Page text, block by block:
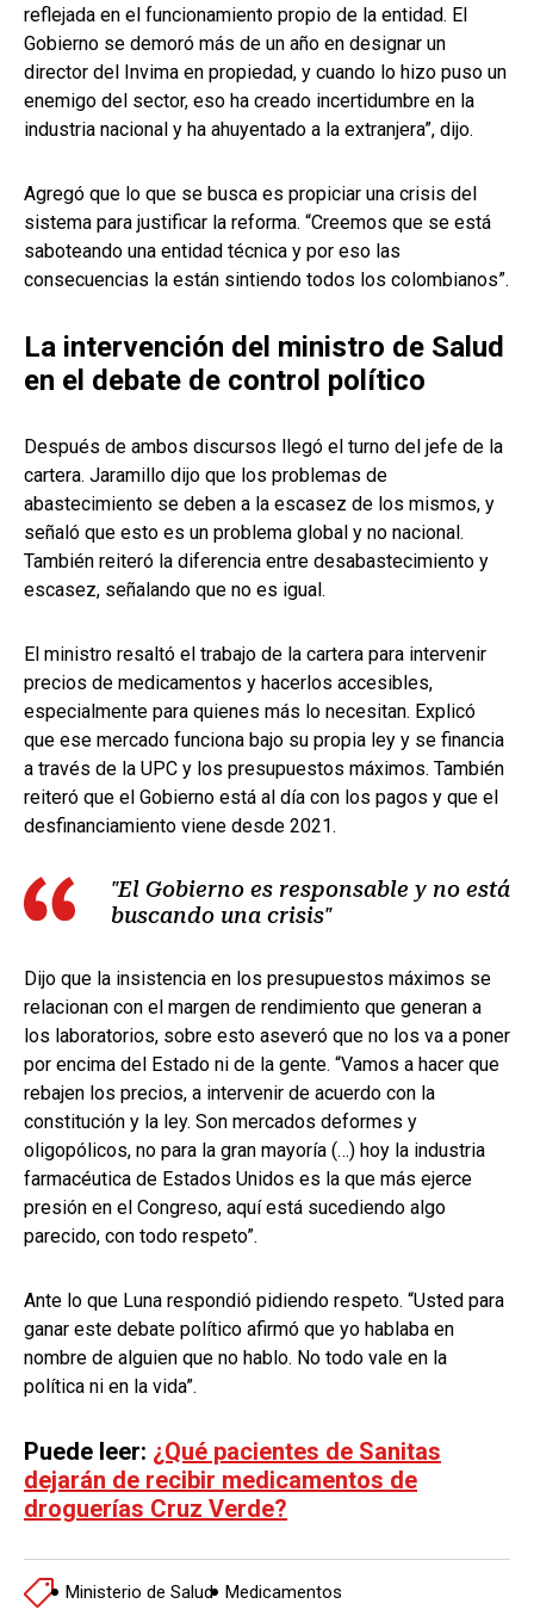
reflejada en el funcionamiento propio de la entidad. El
Gobierno se demoró más de un año en designar un
director del Invima en propiedad, y cuando lo hizo puso un
enemigo del sector, eso ha creado incertidumbre en la
industria nacional y ha ahuyentado a la extranjera”, dijo.
Agregó que lo que se busca es propiciar una crisis del
sistema para justificar la reforma. “Creemos que se está
saboteando una entidad técnica y por eso las
consecuencias la están sintiendo todos los colombianos”.
La intervención del ministro de Salud
en el debate de control político
Después de ambos discursos llegó el turno del jefe de la
cartera. Jaramillo dijo que los problemas de
abastecimiento se deben a la escasez de los mismos, y
señaló que esto es un problema global y no nacional.
También reiteró la diferencia entre desabastecimiento y
escasez, señalando que no es igual.
El ministro resaltó el trabajo de la cartera para intervenir
precios de medicamentos y hacerlos accesibles,
especialmente para quienes más lo necesitan. Explicó
que ese mercado funciona bajo su propia ley y se financia
a través de la UPC y los presupuestos máximos. También
reiteró que el Gobierno está al día con los pagos y que el
desfinanciamiento viene desde 2021.
"El Gobierno es responsable y no está
buscando una crisis"
Dijo que la insistencia en los presupuestos máximos se
relacionan con el margen de rendimiento que generan a
los laboratorios, sobre esto aseveró que no los va a poner
por encima del Estado ni de la gente. “Vamos a hacer que
rebajen los precios, a intervenir de acuerdo con la
constitución y la ley. Son mercados deformes y
oligopólicos, no para la gran mayoría (…) hoy la industria
farmacéutica de Estados Unidos es la que más ejerce
presión en el Congreso, aquí está sucediendo algo
parecido, con todo respeto”.
Ante lo que Luna respondió pidiendo respeto. “Usted para
ganar este debate político afirmó que yo hablaba en
nombre de alguien que no hablo. No todo vale en la
política ni en la vida”.
Puede leer: ¿Qué pacientes de Sanitas
dejarán de recibir medicamentos de
droguerías Cruz Verde?
Ministerio de Salud Medicamentos